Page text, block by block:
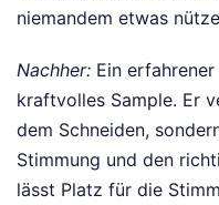
niemandem etwas
Nachher: Ein
kraftvolles Sample. Er
dem Schneiden,
Stimmung und den
lässt Platz für die